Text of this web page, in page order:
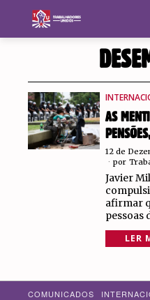
AS
12 de
por
Javier
afirmar
pessoas
LER
COMUNICADOS